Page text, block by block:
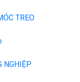
TREO
NGHIỆP